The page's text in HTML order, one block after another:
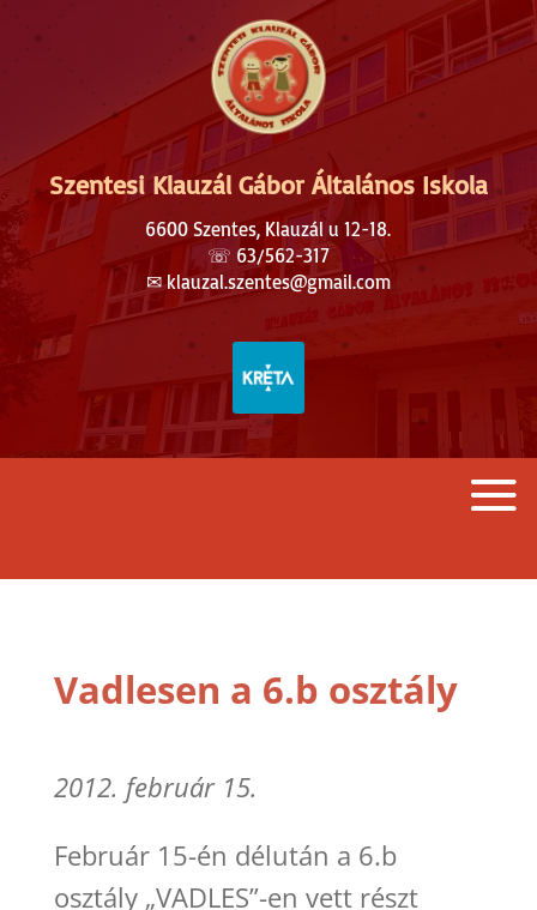
Szentesi Klauzál Gábor Általános Iskola
6600 Szentes, Klauzál u 12-18.
☏ 63/562-317
✉︎klauzal.szentes@gmail.com
Vadlesen a 6.b osztály
2012. február 15.
Február 15-én délután a 6.b
osztály „VADLES”-en vett részt